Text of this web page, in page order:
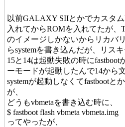
以前GALAXY SIIとかでカスタ
入れてからROMを入れてたが、
のイメージしかないからリカバ
らsystemを書き込んだが、リス
15と14は起動失敗の時にfastboot
ーモードが起動したんで14から
systemが起動しなくてfastbootと
が、
どうもvbmetaを書き込む時に、
$ fastboot flash vbmeta vbmeta.img
ってやったが、